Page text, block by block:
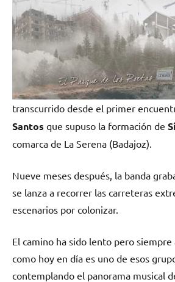
transcurrido desde el primer
Santos que supuso la formación de
comarca de La Serena (Badajoz).
Nueve meses después, la banda
se lanza a recorrer las carreteras
escenarios por colonizar.
El camino ha sido lento pero siempre
como hoy en día es uno de esos
contemplando el panorama musical